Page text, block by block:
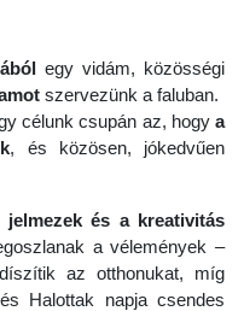
egy vidám, közösségi
szervezünk a faluban.
célunk csupán az, hogy a
, és közösen, jókedvűen
és a kreativitás
a vélemények –
az otthonukat, míg
Halottak napja csendes